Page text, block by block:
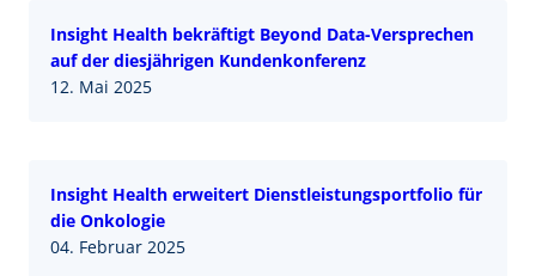
Insight Health bekräftigt Beyond Data-Versprechen
auf der diesjährigen Kundenkonferenz
12. Mai 2025
Insight Health erweitert Dienstleistungsportfolio für
die Onkologie
04. Februar 2025